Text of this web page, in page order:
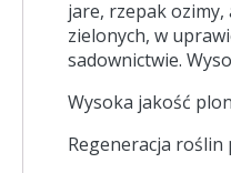
jare, rzepak
zielonych, w
sadownictwie.
Wysoka jakość
Regeneracja roślin